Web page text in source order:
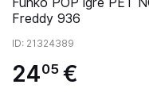
Freddy 936
ID: 21324389
2405 €